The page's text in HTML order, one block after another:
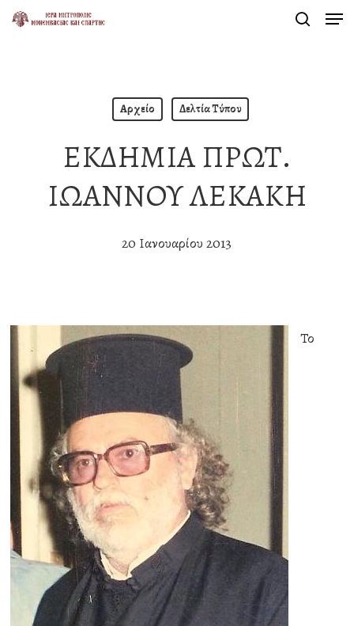
Skip
Αρχείο Δελτία Τύπου
ΕΚΔΗΜΙΑ ΠΡΩΤ.
ΙΩΑΝΝΟΥ ΛΕΚΑΚΗ
20 Ιανουαρίου 2013
Το